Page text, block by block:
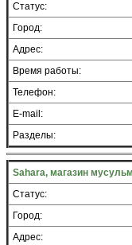
Статус:
Город:
Адрес:
Время работы:
Телефон:
E-mail:
Разделы:
Sahara, магазин
Статус:
Город:
Адрес: